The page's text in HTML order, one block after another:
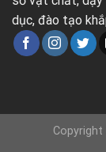
dục, đào tạo